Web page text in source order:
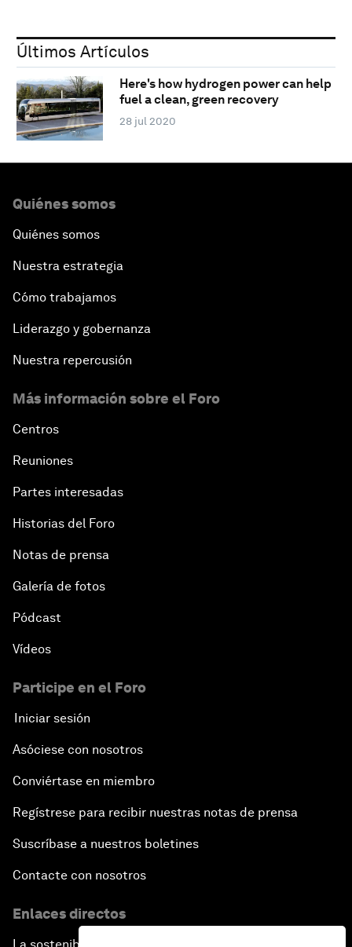
Últimos Artículos
Here's how hydrogen power can help
fuel a clean, green recovery
28 jul 2020
Quiénes somos
Quiénes somos
Nuestra estrategia
Cómo trabajamos
Liderazgo y gobernanza
Nuestra repercusión
Más información sobre el Foro
Centros
Reuniones
Partes interesadas
Historias del Foro
Notas de prensa
Galería de fotos
Pódcast
Vídeos
Participe en el Foro
Iniciar sesión
Asóciese con nosotros
Conviértase en miembro
Regístrese para recibir nuestras notas de prensa
Suscríbase a nuestros boletines
Contacte con nosotros
Enlaces directos